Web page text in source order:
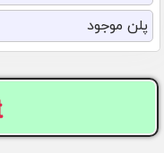
پلن موجود